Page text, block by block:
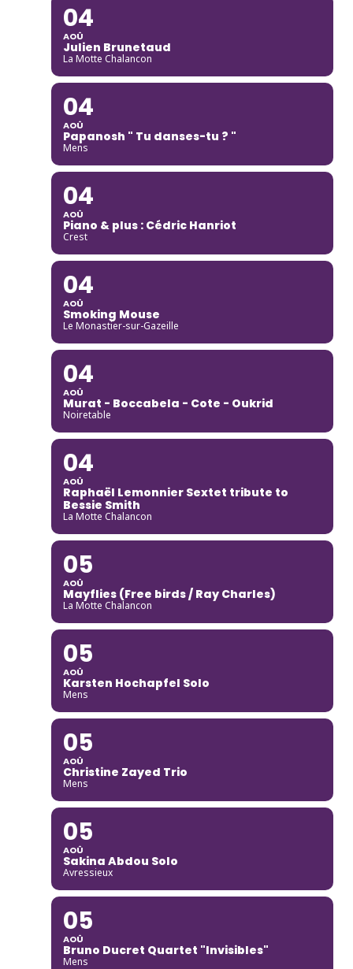
04
AOÛ
Julien Brunetaud
La Motte Chalancon
04
AOÛ
Papanosh " Tu danses-tu ? "
Mens
04
AOÛ
Piano & plus : Cédric Hanriot
Crest
04
AOÛ
Smoking Mouse
Le Monastier-sur-Gazeille
04
AOÛ
Murat - Boccabela - Cote - Oukrid
Noiretable
04
AOÛ
Raphaël Lemonnier Sextet tribute to
Bessie Smith
La Motte Chalancon
05
AOÛ
Mayflies (Free birds / Ray Charles)
La Motte Chalancon
05
AOÛ
Karsten Hochapfel Solo
Mens
05
AOÛ
Christine Zayed Trio
Mens
05
AOÛ
Sakina Abdou Solo
Avressieux
05
AOÛ
Bruno Ducret Quartet "Invisibles"
Mens